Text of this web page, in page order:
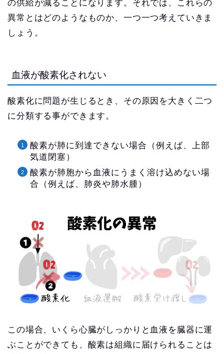
の供給が減ることになります。それでは、これらの
異常とはどのようなものか、一つ一つ考えていきま
しょう。
血液が酸素化されない
酸素化に問題が生じるとき、その原因を大きく二つ
に分類する事ができます。
酸素が肺に到達できない場合（例えば、上部
気道閉塞）
酸素が肺胞から血液にうまく溶け込めない場
合（例えば、肺炎や肺水腫）
この場合、いくら心臓がしっかりと血液を臓器に運
ぶことができても、酸素は組織に届けられることは